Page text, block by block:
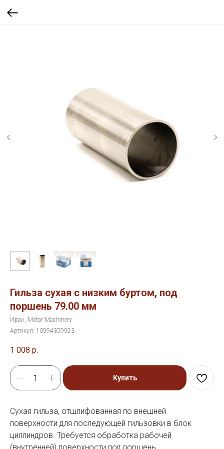
Гильза сухая с низким буртом, под
поршень 79.00 мм
Иран, Motor Machinery
Артикул: 10994359923
1 008 р.
Купить
Сухая гильза, отшлифованная по внешней
поверхности для последующей гильзовки в блок
циллиндров. Требуется обработка рабочей